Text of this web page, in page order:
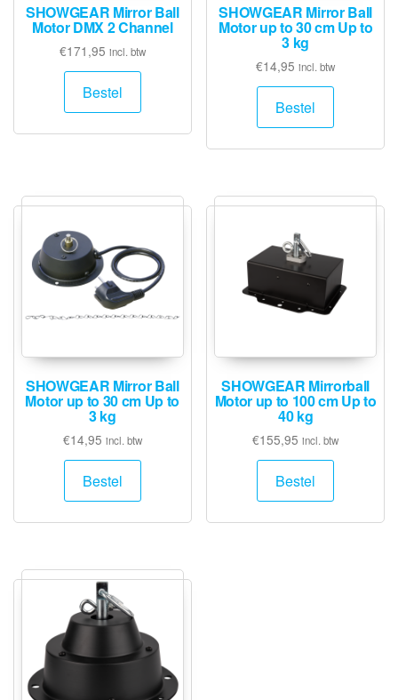
SHOWGEAR Mirror Ball
Motor DMX 2 Channel
€171,95 incl. btw
Bestel
SHOWGEAR Mirror Ball
Motor up to 30 cm Up to
3 kg
€14,95 incl. btw
Bestel
SHOWGEAR Mirror Ball
Motor up to 30 cm Up to
3 kg
€14,95 incl. btw
Bestel
SHOWGEAR Mirrorball
Motor up to 100 cm Up to
40 kg
€155,95 incl. btw
Bestel